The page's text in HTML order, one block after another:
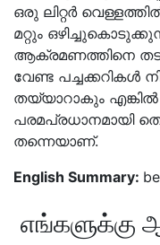
ഒരു ലിറ്റർ
മറ്റും
ആക്രമണത്തിനെ
വേണ്ട പച്ചക്കറികൾ
തയ്യാറാകും എങ്കിൽ
പരമപ്രധാനമായി
തന്നെയാണ്.
English Summary:
எங்களுக்கு